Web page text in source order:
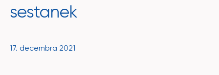
sestanek
17. decembra 2021